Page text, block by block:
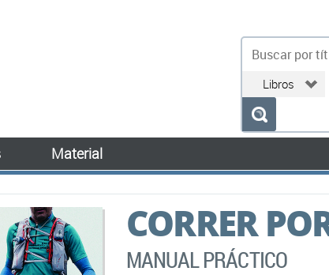
Material
CORRER
MANUAL PRÁCTICO